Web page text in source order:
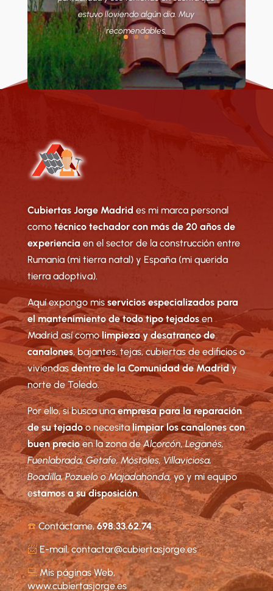
en la cubierta. Precio no el más económico
pero viendo el servicio, bien pagado.
Cubiertas Jorge Madrid es mi marca personal
como técnico techador con más de 20 años de
experiencia en el sector de la construcción entre
Rumanía (mi tierra natal) y España (mi querida
tierra adoptiva).
Aquí expongo mis servicios especializados para
el mantenimiento de todo tipo tejadosen
Madrid así comolimpieza y desatranco de
canalones, bajantes, tejas, cubiertas de edificios o
viviendasdentro de la Comunidad de Madrid y
norte de Toledo.
Por ello, si busca unaempresa para la reparación
de su tejadoo necesitalimpiar los canalones con
buen precioen la zona deAlcorcón, Leganés,
Fuenlabrada, Getafe, Móstoles, Villaviciosa,
Boadilla, Pozuelo o Majadahonda,yo y mi equipo
estamos a su disposición.
☎️Contáctame,698.33.62.74
📨E-mail,contactar@cubiertasjorge.es
💻Mis páginas Web,
www.cubiertasjorge.es